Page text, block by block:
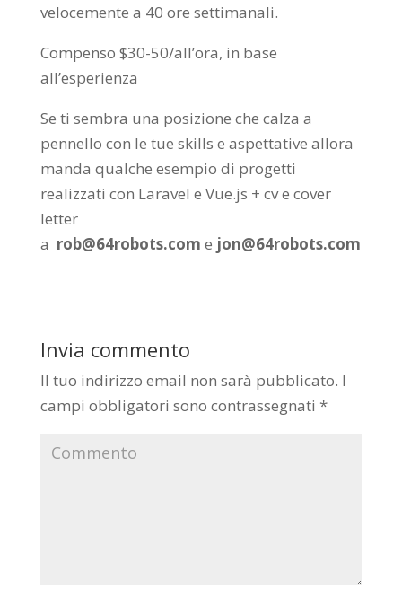
velocemente a 40 ore settimanali.
Compenso $30-50/all’ora, in base
all’esperienza
Se ti sembra una posizione che calza a
pennello con le tue skills e aspettative allora
manda qualche esempio di progetti
realizzati con Laravel e Vue.js + cv e cover
letter
a rob@64robots.com e jon@64robots.com
Invia commento
Il tuo indirizzo email non sarà pubblicato. I
campi obbligatori sono contrassegnati *